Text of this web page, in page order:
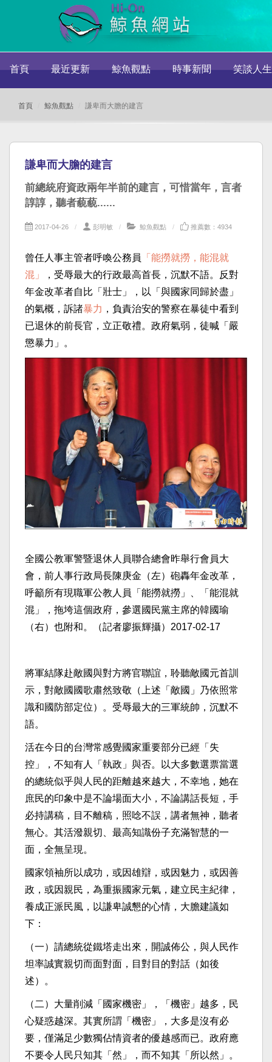
首頁 最近更新 鯨魚觀點 時事新聞 笑談人生
首頁 鯨魚觀點 謙卑而大膽的建言
謙卑而大膽的建言
前總統府資政兩年半前的建言，可惜當年，言者
諄諄，聽者藐藐......
2017-04-26 彭明敏 鯨魚觀點 推薦數：4934
曾任人事主管者呼喚公務員
「能撈就撈，能混就
混」
，受辱最大的行政最高首長，沉默不語。反對
年金改革者自比「壯士」，以「與國家同歸於盡」
的氣概，訴諸暴力 ，負責治安的警察在暴徒中看到
已退休的前長官，立正敬禮。政府氣弱，徒喊「嚴
懲暴力」。
全國公教軍警暨退休人員聯合總會昨舉行會員大
會，前人事行政局長陳庚金（左）砲轟年金改革，
呼籲所有現職軍公教人員「能撈就撈」、「能混就
混」，拖垮這個政府，參選國民黨主席的韓國瑜
（右）也附和。（記者廖振輝攝） 2017-02-17
將軍結隊赴敵國與對方將官聯誼，聆聽敵國元首訓
示，對敵國國歌肅然致敬（上述「敵國」乃依照常
識和國防部定位）。受辱最大的三軍統帥，沉默不
語。
活在今日的台灣常感覺國家重要部分已經「失
控」，不知有人「執政」與否。以大多數選票當選
的總統似乎與人民的距離越來越大，不幸地，她在
庶民的印象中是不論場面大小，不論講話長短，手
必持講稿，目不離稿，照唸不誤，講者無神，聽者
無心。其活潑親切、最高知識份子充滿智慧的一
面，全無呈現。
國家領袖所以成功，或因雄辯，或因魅力，或因善
政，或因親民，為重振國家元氣，建立民主紀律，
養成正派民風，以謙卑誠懇的心情，大膽建議如
下：
（一）請總統從鐵塔走出來，開誠佈公，與人民作
坦率誠實親切而面對面，目對目的對話（如後
述）。
（二）大量削減「國家機密」，「機密」越多，民
心疑惑越深。其實所謂「機密」，大多是沒有必
要，僅滿足少數獨佔情資者的優越感而已。政府應
不要令人民只知其「然」，而不知其「所以然」。